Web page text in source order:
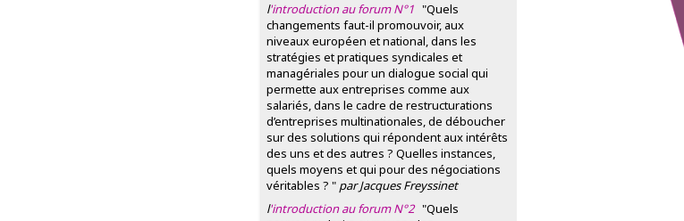
l'introduction au forum N°1 "Quels
changements faut-il promouvoir, aux
niveaux européen et national, dans les
stratégies et pratiques syndicales et
managériales pour un dialogue social qui
permette aux entreprises comme aux
salariés, dans le cadre de restructurations
d’entreprises multinationales, de déboucher
sur des solutions qui répondent aux intérêts
des uns et des autres ? Quelles instances,
quels moyens et qui pour des négociations
véritables ? " par Jacques Freyssinet
l'introduction au forum N°2 "Quels